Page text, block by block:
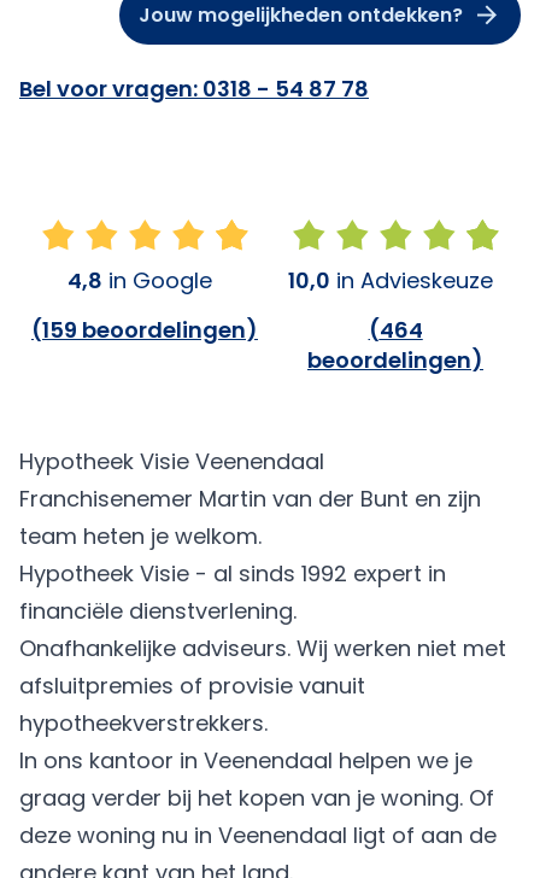
Jouw mogelijkheden ontdekken?
Bel voor vragen: 0318 - 54 87 78
4,8 in Google
(159 beoordelingen)
10,0 in Advieskeuze
(464
beoordelingen)
Hypotheek Visie Veenendaal
Franchisenemer Martin van der Bunt en zijn
team heten je welkom.
Hypotheek Visie - al sinds 1992 expert in
financiële dienstverlening.
Onafhankelijke adviseurs. Wij werken niet met
afsluitpremies of provisie vanuit
hypotheekverstrekkers.
In ons kantoor in Veenendaal helpen we je
graag verder bij het kopen van je woning. Of
deze woning nu in Veenendaal ligt of aan de